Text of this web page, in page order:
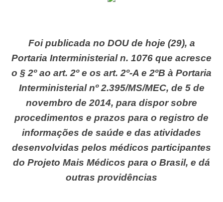
Foi publicada no DOU de hoje (29), a
Portaria Interministerial n. 1076 que acresce
o § 2º ao art. 2º e os art. 2º-A e 2ºB à Portaria
Interministerial nº 2.395/MS/MEC, de 5 de
novembro de 2014, para dispor sobre
procedimentos e prazos para o registro de
informações de saúde e das atividades
desenvolvidas pelos médicos participantes
do Projeto Mais Médicos para o Brasil, e dá
outras providências